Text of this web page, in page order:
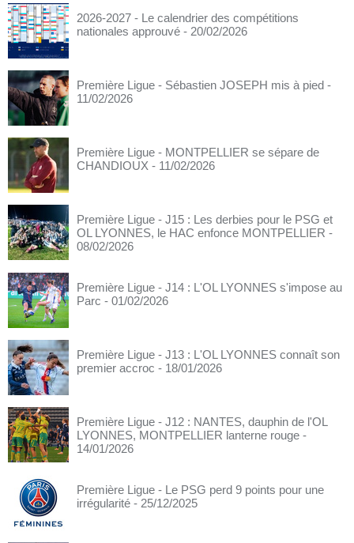
2026-2027 - Le calendrier des compétitions
nationales approuvé - 20/02/2026
Première Ligue - Sébastien JOSEPH mis à pied -
11/02/2026
Première Ligue - MONTPELLIER se sépare de
CHANDIOUX - 11/02/2026
Première Ligue - J15 : Les derbies pour le PSG et
OL LYONNES, le HAC enfonce MONTPELLIER -
08/02/2026
Première Ligue - J14 : L'OL LYONNES s'impose au
Parc - 01/02/2026
Première Ligue - J13 : L'OL LYONNES connaît son
premier accroc - 18/01/2026
Première Ligue - J12 : NANTES, dauphin de l'OL
LYONNES, MONTPELLIER lanterne rouge -
14/01/2026
Première Ligue - Le PSG perd 9 points pour une
irrégularité - 25/12/2025